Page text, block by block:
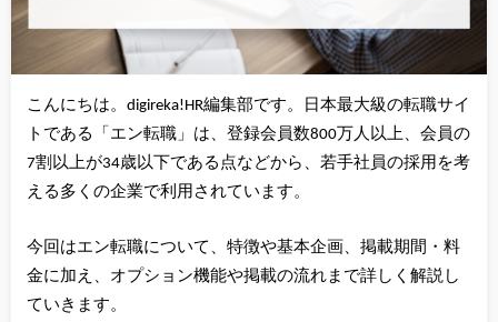
こんにちは。digireka!HR編集部です。日本最大級の転職サイ
トである「エン転職」は、登録会員数800万人以上、会員の
7割以上が34歳以下である点などから、若手社員の採用を考
える多くの企業で利用されています。
今回はエン転職について、特徴や基本企画、掲載期間・料
金に加え、オプション機能や掲載の流れまで詳しく解説し
ていきます。